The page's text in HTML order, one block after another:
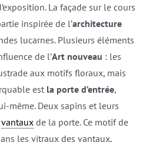
La façade sur le cours
inspirée de l’architecture
lucarnes. Plusieurs éléments
de l’Art nouveau : les
aux motifs floraux, mais
est la porte d’entrée,
même. Deux sapins et leurs
vantauxde la porte. Ce motif de
les vitraux des vantaux,